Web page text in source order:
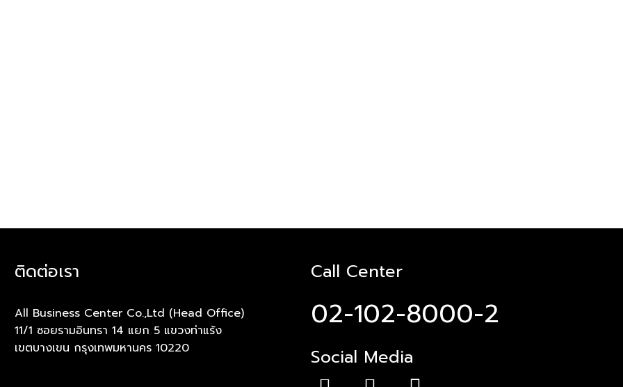
ติดต่อเรา
All Business Center Co.,Ltd (Head Office)
11/1 ซอยรามอินทรา 14 แยก 5 แขวงท่าแร้ง
เขตบางเขน กรุงเทพมหานคร 10220
Call Center
02-102-8000-2
Social Media